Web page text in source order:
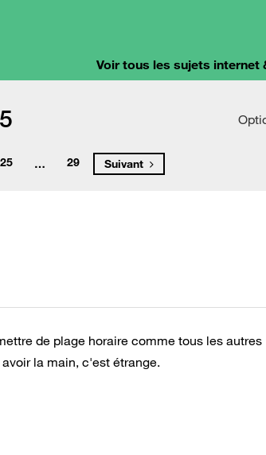
Voir tous les sujets internet
25 … 29 Suivant
de plage horaire comme tous les autres
la main, c'est étrange.